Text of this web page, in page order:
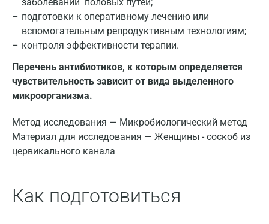
подготовки к оперативному лечению или
вспомогательным репродуктивным технологиям;
контроля эффективности терапии.
Перечень антибиотиков, к которым определяется
чувствительность зависит от вида выделенного
микроорганизма.
Метод исследования — Микробиологический метод
Материал для исследования — Женщины - соскоб из
цервикального канала
Как подготовиться